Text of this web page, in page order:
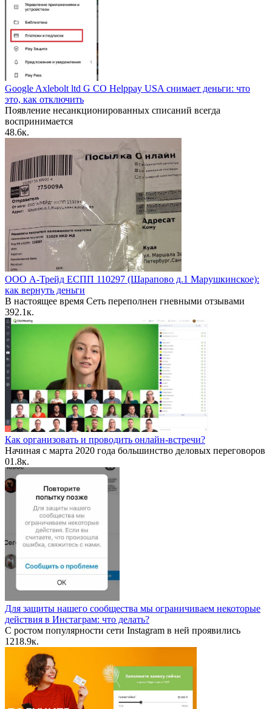
Google Axlebolt ltd G CO Helppay USA снимает деньги: что
это, как отключить
Появление несанкционированных списаний всегда
воспринимается
48.6к.
ООО А-Трейд ЕСПП 110297 (Шарапово д.1 Марушкинское):
как вернуть деньги
В настоящее время Сеть переполнен гневными отзывами
392.1к.
Как организовать и проводить онлайн-встречи?
Начиная с марта 2020 года большинство деловых переговоров
01.8к.
Для защиты нашего сообщества мы ограничиваем некоторые
действия в Инстаграм: что делать?
С ростом популярности сети Instagram в ней проявились
1218.9к.